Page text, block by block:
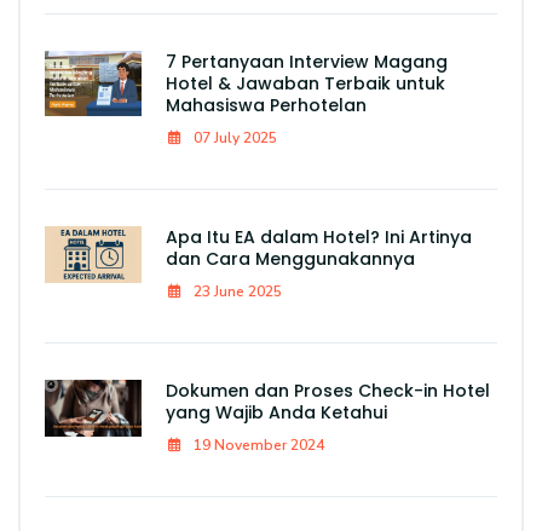
7 Pertanyaan Interview Magang
Hotel & Jawaban Terbaik untuk
Mahasiswa Perhotelan
07 July 2025
Apa Itu EA dalam Hotel? Ini Artinya
dan Cara Menggunakannya
23 June 2025
Dokumen dan Proses Check-in Hotel
yang Wajib Anda Ketahui
19 November 2024